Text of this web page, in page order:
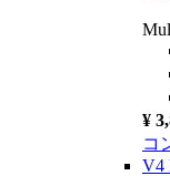
¥
コ
V4